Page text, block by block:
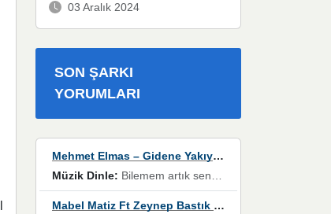
03 Aralık 2024
SON ŞARKI
YORUMLARI
Mehmet Elmas – Gidene Yakıyorum
Müzik Dinle: Bilemem artık senden bir şans daha / Düştüğün zaman ben olmayacağım yanında” dizeleri, artık geçmişin tekrarına izin verilmeyeceğini, kişisel sınırların çizildiğini gösteriyor.
Mabel Matiz Ft Zeynep Bastık – Saçların